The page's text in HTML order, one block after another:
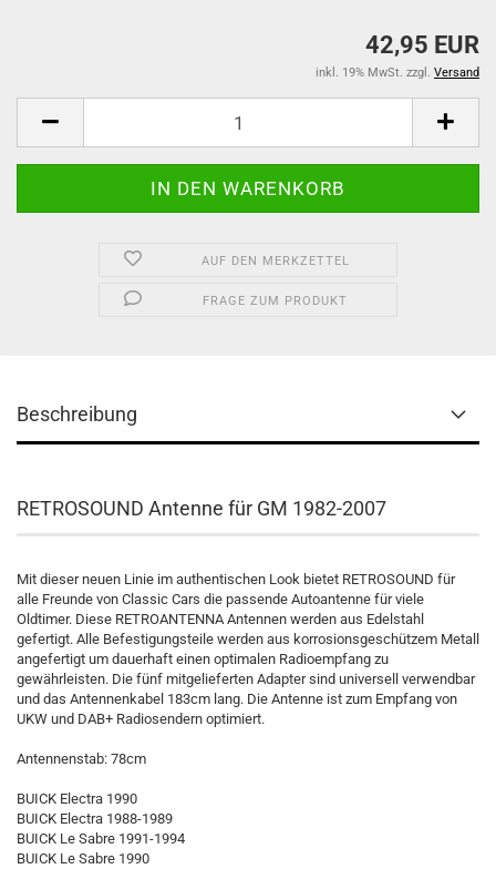
42,95 EUR
inkl. 19% MwSt. zzgl. Versand
AUF DEN MERKZETTEL
FRAGE ZUM PRODUKT
Beschreibung
RETROSOUND Antenne für GM 1982-2007
Mit dieser neuen Linie im authentischen Look bietet RETROSOUND für
alle Freunde von Classic Cars die passende Autoantenne für viele
Oldtimer. Diese RETROANTENNA Antennen werden aus Edelstahl
gefertigt. Alle Befestigungsteile werden aus korrosionsgeschützem Metall
angefertigt um dauerhaft einen optimalen Radioempfang zu
gewährleisten. Die fünf mitgelieferten Adapter sind universell verwendbar
und das Antennenkabel 183cm lang. Die Antenne ist zum Empfang von
UKW und DAB+ Radiosendern optimiert.
Antennenstab: 78cm
BUICK Electra 1990
BUICK Electra 1988-1989
BUICK Le Sabre 1991-1994
BUICK Le Sabre 1990